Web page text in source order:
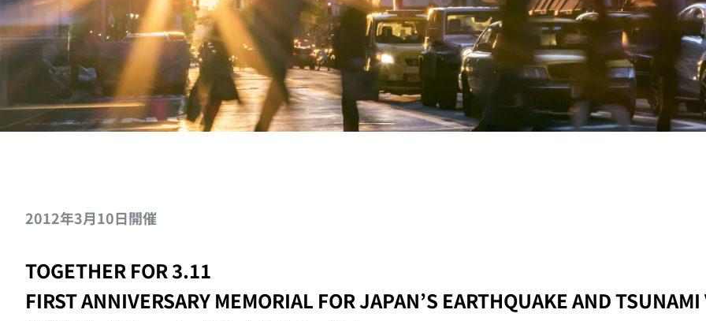
2012年3月10日開催
TOGETHER FOR 3.11
FIRST ANNIVERSARY MEMORIAL FOR JAPAN’S EARTHQUAKE AND